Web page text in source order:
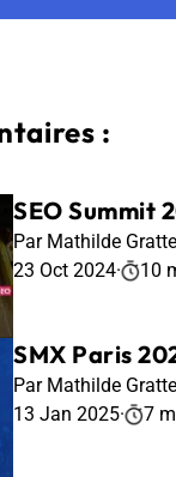
:
SEO Summit
Par Mathilde
23 Oct 2024· 10
SMX Paris
Par Mathilde
13 Jan 2025· 7